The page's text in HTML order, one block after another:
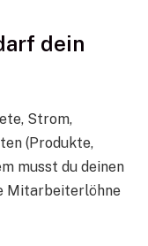
dein
Strom,
(Produkte,
musst du deinen
Mitarbeiterlöhne